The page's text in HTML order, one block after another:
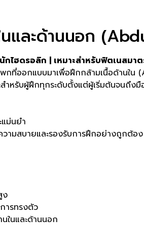
นและด้านนอก
ไฮดรอลิก | เหมาะสำหรับฟิตเนสมา
ที่ออกแบบมาเพื่อฝึกกล้ามเนื้อด้านใ
สำหรับผู้ฝึกทุกระดับตั้งแต่ผู้เริ่มต้นจนถึง
ม่นยำ
ามสบายและรองรับการฝึกอย่างถูกต้อง
ง
ารทรงตัว
ในและด้านนอก